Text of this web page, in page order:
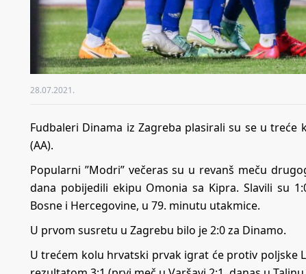
28.07.2021.
Fudbaleri Dinama iz Zagreba plasirali su se u treće
(AA).
Popularni ”Modri” večeras su u revanš meču
dana pobijedili ekipu Omonia sa Kipra. Slavili su
Bosne i Hercegovine, u 79. minutu utakmice.
U prvom susretu u Zagrebu bilo je 2:0 za Dinamo.
U trećem kolu hrvatski prvak igrat će protiv poljske